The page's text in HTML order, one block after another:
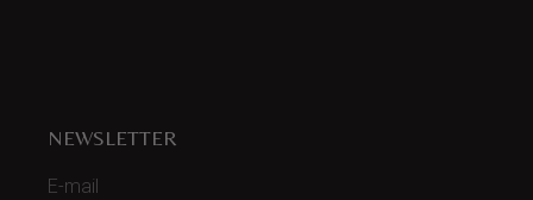
NEWSLETTER